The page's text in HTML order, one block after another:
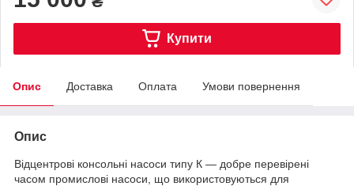
Купити
Опис Доставка Оплата Умови повернення
Опис
Відцентрові консольні насоси типу К — добре перевірені
часом промислові насоси, що використовуються для